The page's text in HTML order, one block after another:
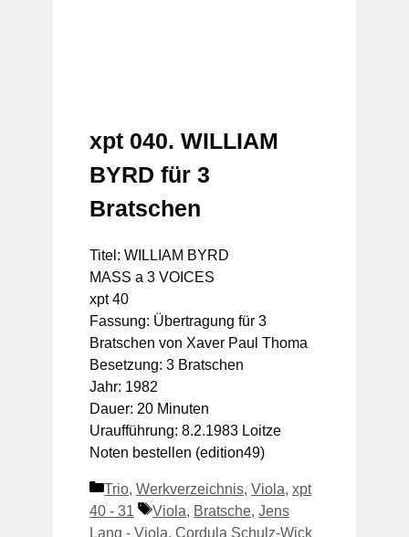
xpt 040. WILLIAM
BYRD für 3
Bratschen
Titel: WILLIAM BYRD
MASS a 3 VOICES
xpt 40
Fassung: Übertragung für 3
Bratschen von Xaver Paul Thoma
Besetzung: 3 Bratschen
Jahr: 1982
Dauer: 20 Minuten
Uraufführung: 8.2.1983 Loitze
Noten bestellen (edition49)
Kategorien
Trio, Werkverzeichnis, Viola, xpt
40 - 31
Schlagwörter
Viola, Bratsche, Jens
Lang - Viola, Cordula Schulz-Wick